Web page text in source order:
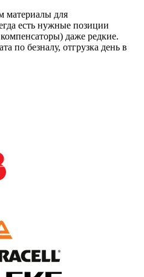
материалы для
есть нужные позиции
даже редкие.
по безналу, отгрузка день в